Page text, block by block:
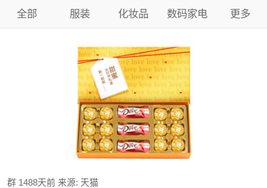
全部 服装 化妆品 数码家电 更多
群 1488天前来源: 天猫